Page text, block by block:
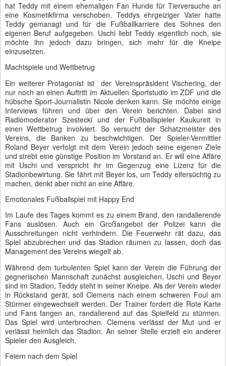
hat Teddy mit einem ehemaligen Fan Hunde für Tierversuche an
eine Kosmetikfirma verschoben. Teddys ehrgeiziger Vater hatte
Teddy gemanagt und für die Fußballkarriere des Sohnes den
eigenen Beruf aufgegeben. Uschi liebt Teddy eigentlich noch, sie
möchte ihn jedoch dazu bringen, sich mehr für die Kneipe
einzusetzen.
Machtspiele und Wettbetrug
Ein weiterer Protagonist ist der Vereinspräsident Vischering, der
nur noch an einen Auftritt im Aktuellen Sportstudio im ZDF und die
hübsche Sport-Journalistin Nicole denken kann. Sie möchte einige
Interviews führen und über den Verein berichten. Dabei sind
Radiomoderator Szestecki und der Fußballspieler Kaukureit in
einen Wettbetrug involviert. So versucht der Schatzmeister des
Vereins, die Banken zu beschwichtigen. Der Spieler-Vermittler
Roland Beyer verfolgt mit dem Verein jedoch seine eigenen Ziele
und strebt eine günstige Position im Vorstand an. Er will eine Affäre
mit Uschi und verspricht ihr im Gegenzug eine Lizenz für die
Stadionbewirtung. Sie fährt mit Beyer los, um Teddy eifersüchtig zu
machen, denkt aber nicht an eine Affäre.
Emotionales Fußballspiel mit Happy End
Im Laufe des Tages kommt es zu einem Brand, den randalierende
Fans auslösen. Auch ein Großangebot der Polizei kann die
Ausschreitungen nicht verhindern. Die Feuerwehr rät dazu, das
Spiel abzubrechen und das Stadion räumen zu lassen, doch das
Management des Vereins wiegelt ab.
Während dem turbulenten Spiel kann der Verein die Führung der
gegnerischen Mannschaft zunächst ausgleichen. Uschi und Beyer
sind im Stadion, Teddy steht in seiner Kneipe. Als der Verein wieder
in Rückstand gerät, soll Clemens nach einem schweren Foul am
Stürmer eingewechselt werden. Der Trainer fordert die Rote Karte
und Fans fangen an, randalierend auf das Spielfeld zu stürmen.
Das Spiel wird unterbrochen. Clemens verlässt der Mut und er
verlässt heimlich das Stadion. An seiner Stelle erzielt ein anderer
Spieler den Ausgleich.
Feiern nach dem Spiel